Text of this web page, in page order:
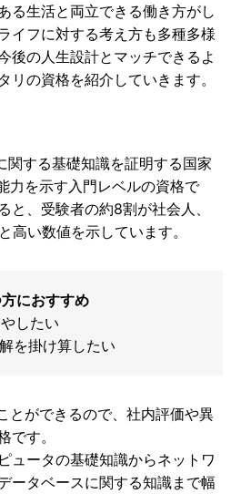
る生活と両立できる働き方がし
イフに対する考え方も多種多様
後の人生設計とマッチできるよ
リの資格を紹介していきます。
関する基礎知識を証明する国家
力を示す入門レベルの資格で
と、受験者の約8割が社会人、
高い数値を示しています。
におすすめ
したい
を掛け算したい
とができるので、社内評価や異
です。
ュータの基礎知識からネットワ
ータベースに関する知識まで幅